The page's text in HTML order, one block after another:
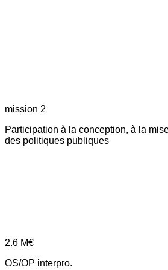
mission 2
Participation à la conception, à la
des politiques publiques
2.6 M€
OS/OP interpro.